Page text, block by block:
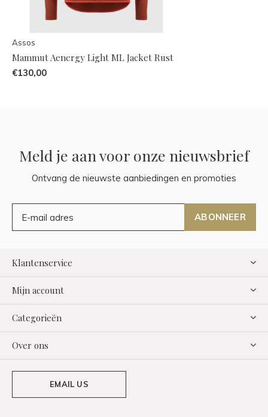
Assos
Mammut Aenergy Light ML Jacket Rust
€130,00
Meld je aan voor onze nieuwsbrief
Ontvang de nieuwste aanbiedingen en promoties
ABONNEER
Klantenservice
Mijn account
Categorieën
Over ons
EMAIL US